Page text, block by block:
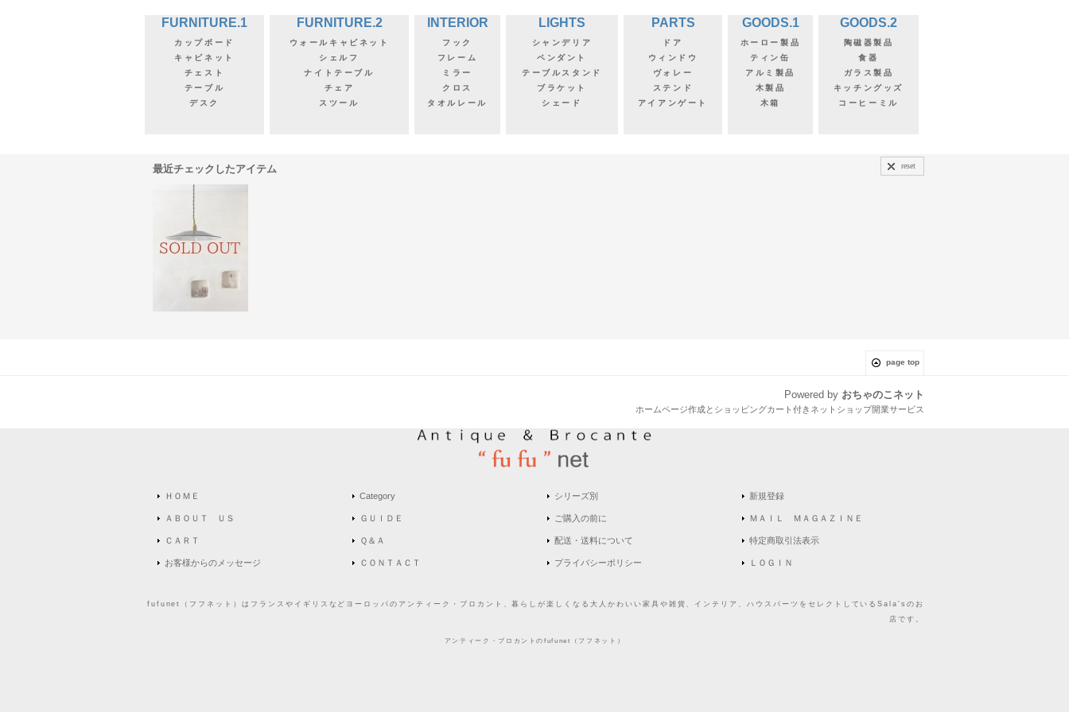
FURNITURE.1
カップボード
キャビネット
チェスト
テーブル
デスク
FURNITURE.2
ウォールキャビネット
シェルフ
ナイトテーブル
チェア
スツール
INTERIOR
フック
フレーム
ミラー
クロス
タオルレール
LIGHTS
シャンデリア
ペンダント
テーブルスタンド
ブラケット
シェード
PARTS
ドア
ウィンドウ
ヴォレー
ステンド
アイアンゲート
GOODS.1
ホーロー製品
ティン缶
アルミ製品
木製品
木箱
GOODS.2
陶磁器製品
食器
ガラス製品
キッチングッズ
コーヒーミル
最近チェックしたアイテム reset
page top
Powered by おちゃのこネット
ホームページ作成とショッピングカート付きネットショップ開業サービス
ＨＯＭＥ
ＡＢＯＵＴ ＵＳ
ＣＡＲＴ
お客様からのメッセージ
Category
ＧＵＩＤＥ
Ｑ＆Ａ
ＣＯＮＴＡＣＴ
シリーズ別
ご購入の前に
配送・送料について
プライバシーポリシー
新規登録
ＭＡＩＬ ＭＡＧＡＺＩＮＥ
特定商取引法表示
ＬＯＧＩＮ
fufunet（フフネット）はフランスやイギリスなどヨーロッパのアンティーク・ブロカント、暮らしが楽しくなる大人かわいい家具や雑貨、インテリア、ハウスパーツをセレクトしているSala'sのお
店です。
アンティーク・ブロカントのfufunet（フフネット）